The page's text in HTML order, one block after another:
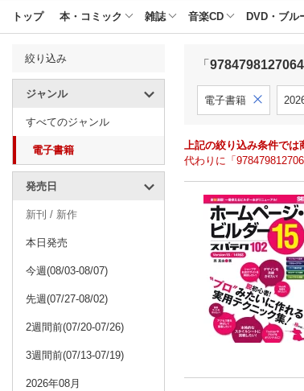
トップ 本・コミック 雑誌 音楽CD DVD・ブル
絞り込み
ジャンル
すべてのジャンル
電子書籍
発売日
新刊 / 新作
本日発売
今週(08/03-08/07)
先週(07/27-08/02)
2週間前(07/20-07/26)
3週間前(07/13-07/19)
2026年08月
「 9784798127064
電子書籍
上記の絞り込み条件で
代わりに「